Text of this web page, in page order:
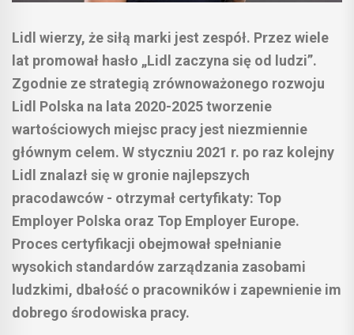
Lidl wierzy, że siłą marki jest zespół. Przez wiele
lat promował hasło „Lidl zaczyna się od ludzi”.
Zgodnie ze strategią zrównoważonego rozwoju
Lidl Polska na lata 2020-2025 tworzenie
wartościowych miejsc pracy jest niezmiennie
głównym celem. W styczniu 2021 r. po raz kolejny
Lidl znalazł się w gronie najlepszych
pracodawców - otrzymał certyfikaty: Top
Employer Polska oraz Top Employer Europe.
Proces certyfikacji obejmował spełnianie
wysokich standardów zarządzania zasobami
ludzkimi, dbałość o pracowników i zapewnienie im
dobrego środowiska pracy.